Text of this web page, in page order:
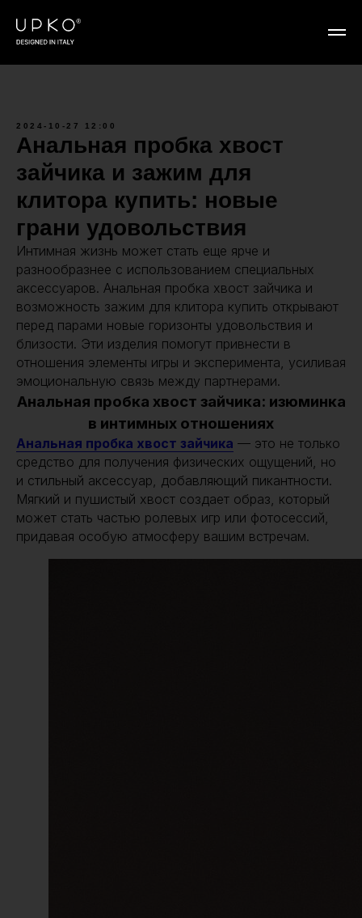
2024-10-27 12:00
Анальная пробка хвост
зайчика и зажим для
клитора купить: новые
грани удовольствия
Интимная жизнь может стать еще ярче и
разнообразнее с использованием специальных
аксессуаров. Анальная пробка хвост зайчика и
возможность зажим для клитора купить открывают
перед парами новые горизонты удовольствия и
близости. Эти изделия помогут привнести в
отношения элементы игры и эксперимента, усиливая
эмоциональную связь между партнерами.
Анальная пробка хвост зайчика: изюминка
в интимных отношениях
Анальная пробка хвост зайчика — это не только
средство для получения физических ощущений, но
и стильный аксессуар, добавляющий пикантности.
Мягкий и пушистый хвост создает образ, который
может стать частью ролевых игр или фотосессий,
придавая особую атмосферу вашим встречам.